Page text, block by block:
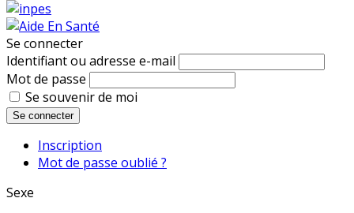
Se connecter
Identifiant ou adresse e-mail
Mot de passe
Se souvenir de moi
Se connecter
Inscription
Mot de passe oublié ?
Sexe